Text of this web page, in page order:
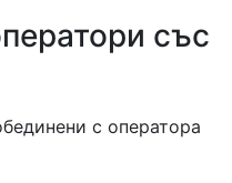
със
с оператора